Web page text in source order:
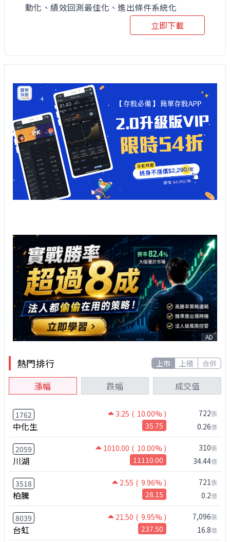
動化、績效回測最佳化、進出條件系統化
立即下載
AD
熱門排行 上市 上櫃 合併
漲幅 跌幅 成交值
1762 3.25 ( 10.00% )
中化生 35.75
722張
0.26億
2059 1010.00 ( 10.00% )
川湖 11110.00
310張
34.44億
3518 2.55 ( 9.96% )
柏騰 28.15
721張
0.2億
8039 21.50 ( 9.95% )
台虹 237.50
7,096張
16.8億